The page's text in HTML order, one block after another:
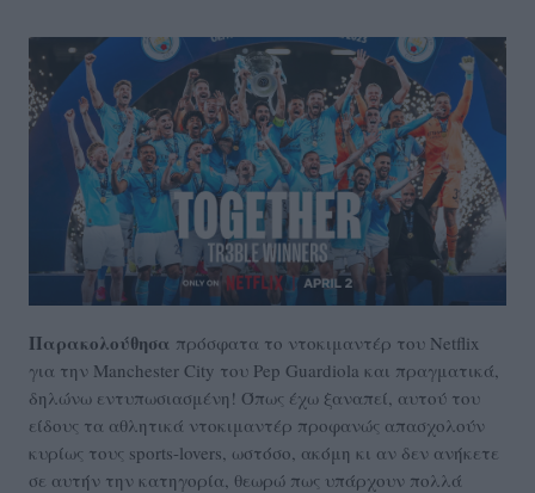
Παρακολούθησα πρόσφατα το ντοκιμαντέρ του Netflix
για την Manchester City του Pep Guardiola και πραγματικά,
δηλώνω εντυπωσιασμένη! Όπως έχω ξαναπεί, αυτού του
είδους τα αθλητικά ντοκιμαντέρ προφανώς απασχολούν
κυρίως τους sports-lovers, ωστόσο, ακόμη κι αν δεν ανήκετε
σε αυτήν την κατηγορία, θεωρώ πως υπάρχουν πολλά